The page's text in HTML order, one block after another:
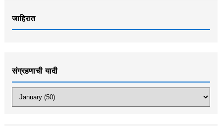
जाहिरात
संग्रहणाची यादी